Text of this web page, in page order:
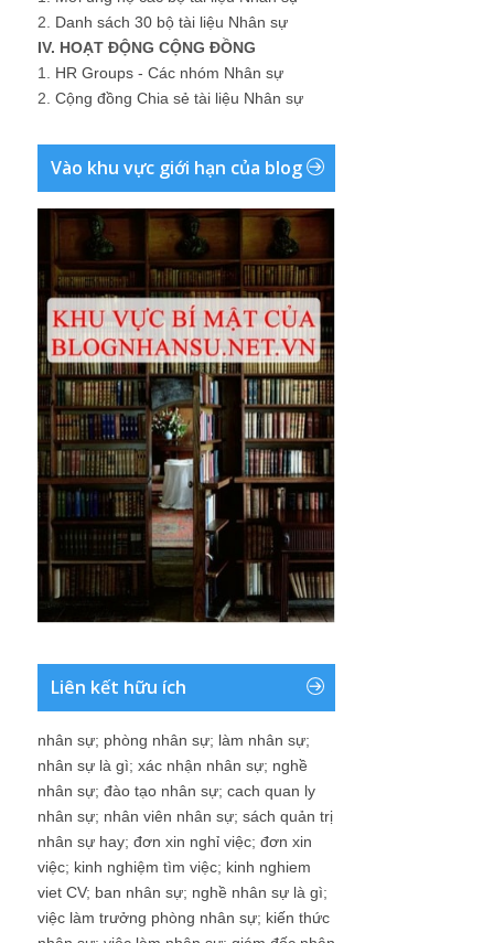
2. Danh sách 30 bộ tài liệu Nhân sự
IV. HOẠT ĐỘNG CỘNG ĐỒNG
1. HR Groups - Các nhóm Nhân sự
2. Cộng đồng Chia sẻ tài liệu Nhân sự
Vào khu vực giới hạn của blog
Liên kết hữu ích
nhân sự; phòng nhân sự; làm nhân sự;
nhân sự là gì; xác nhận nhân sự; nghề
nhân sự; đào tạo nhân sự; cach quan ly
nhân sự; nhân viên nhân sự; sách quản trị
nhân sự hay; đơn xin nghỉ việc; đơn xin
việc; kinh nghiệm tìm việc; kinh nghiem
viet CV; ban nhân sự; nghề nhân sự là gì;
việc làm trưởng phòng nhân sự; kiến thức